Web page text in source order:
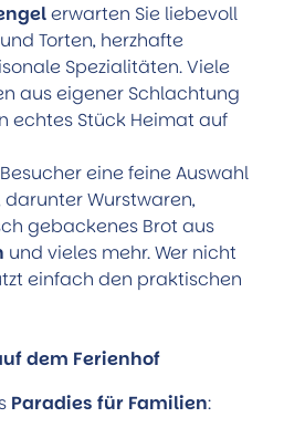
erwarten Sie liebevoll
Torten, herzhafte
Spezialitäten. Viele
aus eigener Schlachtung
echtes Stück Heimat auf
eine feine Auswahl
Wurstwaren,
gebackenes Brot aus
und vieles mehr. Wer nicht
einfach den praktischen
dem Ferienhof
Paradies für Familien: